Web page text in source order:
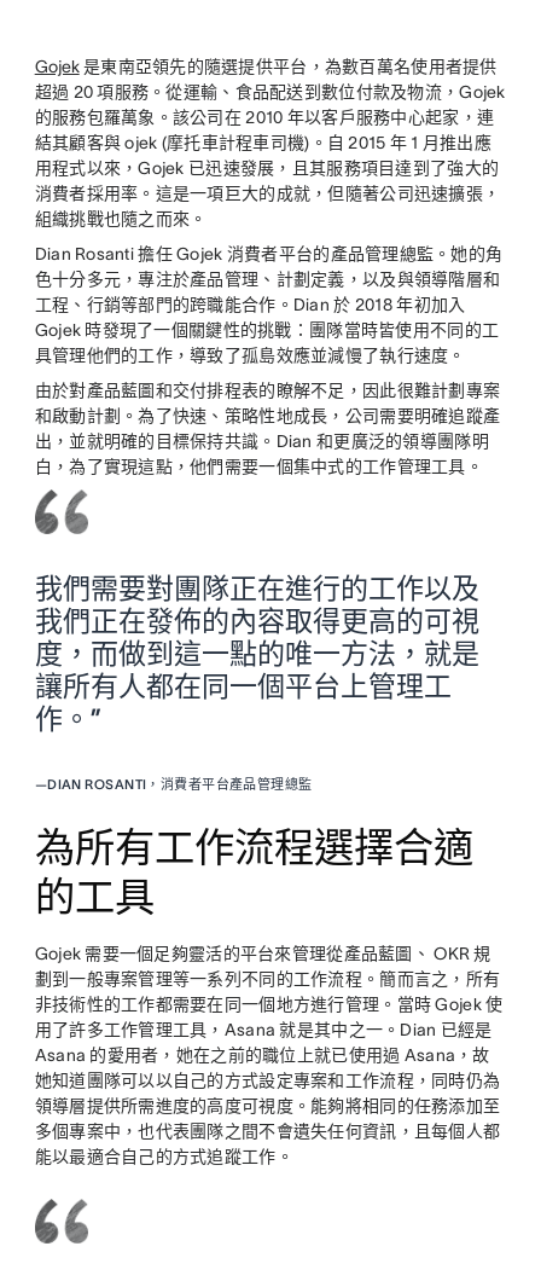
Gojek是東南亞領先的隨選提供平台，為數百萬名使用者提供
超過 20 項服務。從運輸、食品配送到數位付款及物流，Gojek
的服務包羅萬象。該公司在 2010 年以客戶服務中心起家，連
結其顧客與 ojek (摩托車計程車司機)。自 2015 年 1 月推出應
用程式以來，Gojek 已迅速發展，且其服務項目達到了強大的
消費者採用率。這是一項巨大的成就，但隨著公司迅速擴張，
組織挑戰也隨之而來。
Dian Rosanti 擔任 Gojek 消費者平台的產品管理總監。她的角
色十分多元，專注於產品管理、計劃定義，以及與領導階層和
工程、行銷等部門的跨職能合作。Dian 於 2018 年初加入
Gojek 時發現了一個關鍵性的挑戰：團隊當時皆使用不同的工
具管理他們的工作，導致了孤島效應並減慢了執行速度。
由於對產品藍圖和交付排程表的瞭解不足，因此很難計劃專案
和啟動計劃。為了快速、策略性地成長，公司需要明確追蹤產
出，並就明確的目標保持共識。Dian 和更廣泛的領導團隊明
白，為了實現這點，他們需要一個集中式的工作管理工具。
我們需要對團隊正在進行的工作以及
我們正在發佈的內容取得更高的可視
度，而做到這一點的唯一方法，就是
讓所有人都在同一個平台上管理工
作。”
—DIAN ROSANTI，消費者平台產品管理總監
為所有工作流程選擇合適
的工具
Gojek 需要一個足夠靈活的平台來管理從產品藍圖、 OKR 規
劃到一般專案管理等一系列不同的工作流程。簡而言之，所有
非技術性的工作都需要在同一個地方進行管理。當時 Gojek 使
用了許多工作管理工具，Asana 就是其中之一。Dian 已經是
Asana 的愛用者，她在之前的職位上就已使用過 Asana，故
她知道團隊可以以自己的方式設定專案和工作流程，同時仍為
領導層提供所需進度的高度可視度。能夠將相同的任務添加至
多個專案中，也代表團隊之間不會遺失任何資訊，且每個人都
能以最適合自己的方式追蹤工作。